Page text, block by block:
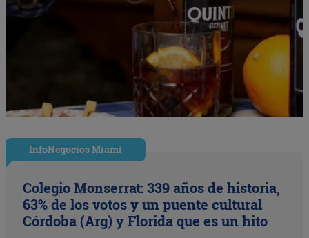
InfoNegocios Miami
Colegio Monserrat: 339 años de historia,
63% de los votos y un puente cultural
Córdoba (Arg) y Florida que es un hito